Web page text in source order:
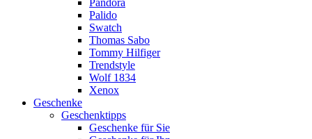
Pandora
Palido
Swatch
Thomas Sabo
Tommy Hilfiger
Trendstyle
Wolf 1834
Xenox
Geschenke
Geschenktipps
Geschenke für Sie